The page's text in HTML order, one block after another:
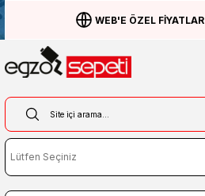
WEB'E ÖZEL FİYATLAR